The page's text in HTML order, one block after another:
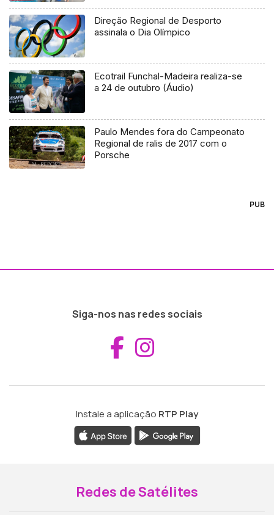
Direção Regional de Desporto
assinala o Dia Olímpico
Ecotrail Funchal-Madeira realiza-se
a 24 de outubro (Áudio)
Paulo Mendes fora do Campeonato
Regional de ralis de 2017 com o
Porsche
PUB
Siga-nos nas redes sociais
Aceder ao
Instale a aplicação RTP Play
Redes de Satélites